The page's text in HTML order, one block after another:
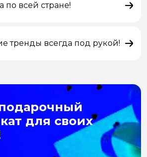
по всей стране!
тренды всегда под рукой!
для своих